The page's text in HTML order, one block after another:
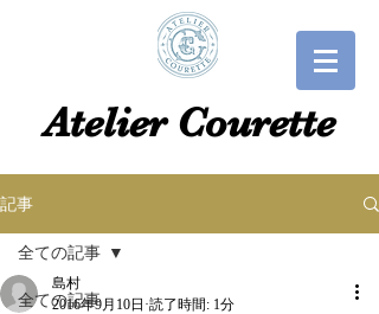
​​Atelier Courette​
記事
全ての記事
全ての記事
島村
2016年9月10日 読了時間: 1分